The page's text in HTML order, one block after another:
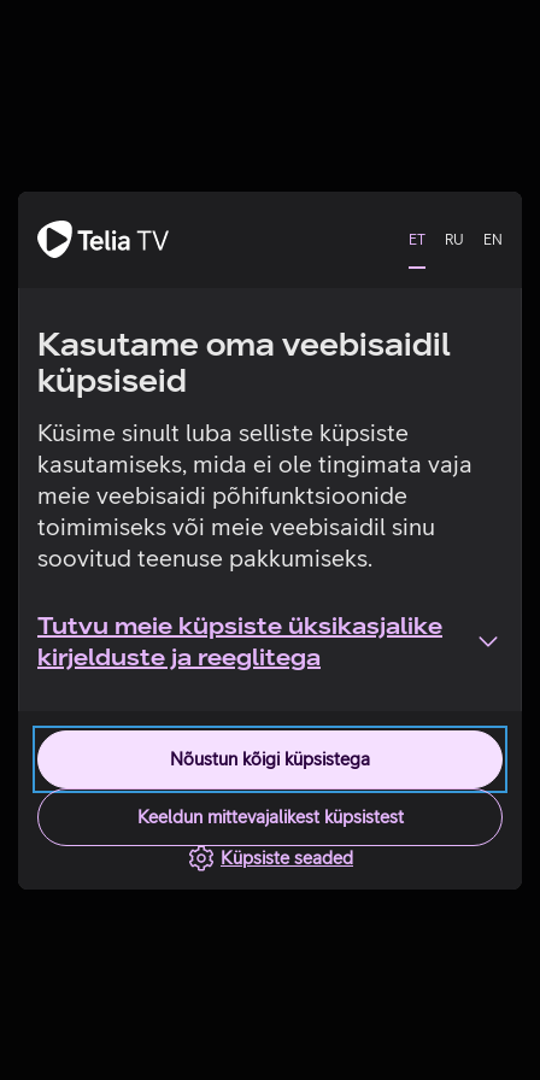
ET RU EN
Kasutame oma veebisaidil
küpsiseid
Küsime sinult luba selliste küpsiste
kasutamiseks, mida ei ole tingimata vaja
meie veebisaidi põhifunktsioonide
toimimiseks või meie veebisaidil sinu
soovitud teenuse pakkumiseks.
Tutvu meie küpsiste üksikasjalike
kirjelduste ja reeglitega
Nõustun kõigi küpsistega
Keeldun mittevajalikest küpsistest
Küpsiste seaded
Tehniline viga